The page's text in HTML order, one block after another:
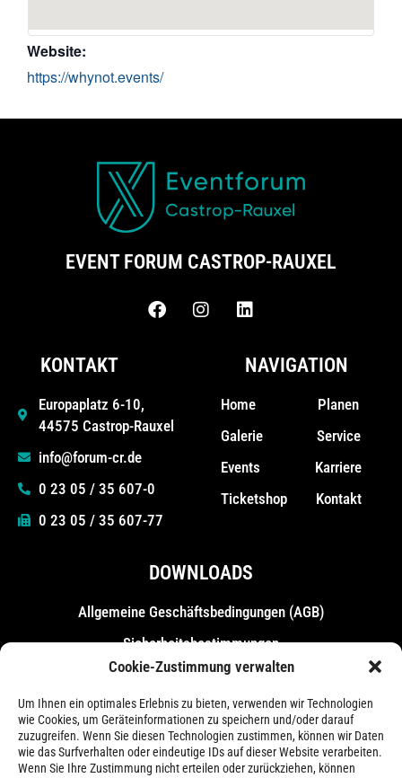
Cookie-Zustimmung verwalten
Um Ihnen ein optimales Erlebnis zu bieten, verwenden wir Technologien
wie Cookies, um Geräteinformationen zu speichern und/oder darauf
zuzugreifen. Wenn Sie diesen Technologien zustimmen, können wir Daten
wie das Surfverhalten oder eindeutige IDs auf dieser Website verarbeiten.
Wenn Sie Ihre Zustimmung nicht erteilen oder zurückziehen, können
Website:
https://whynot.events/
EVENT FORUM CASTROP-RAUXEL
KONTAKT
Europaplatz 6-10,
44575 Castrop-Rauxel
info@forum-cr.de
0 23 05 / 35 607-0
0 23 05 / 35 607-77
NAVIGATION
Home
Galerie
Events
Ticketshop
Planen
Service
Karriere
Kontakt
DOWNLOADS
Allgemeine Geschäfts­bedingungen (AGB)
Sicherheitsbestimmungen
Messebestimmungen